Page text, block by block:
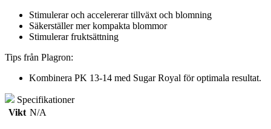
Stimulerar och accelererar tillväxt och blomning
Säkerställer mer kompakta blommor
Stimulerar fruktsättning
Tips från Plagron:
Kombinera PK 13-14 med Sugar Royal för optimala resultat.
Specifikationer
Vikt N/A